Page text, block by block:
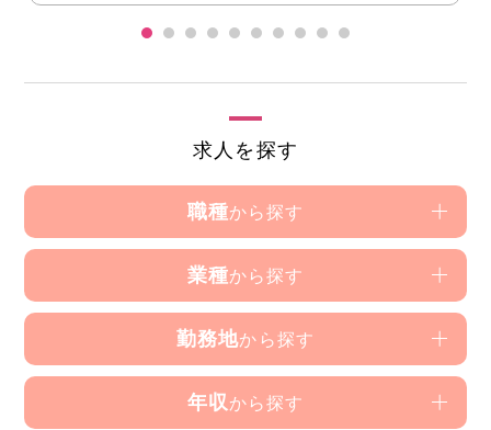
求人を探す
職種から探す
業種から探す
勤務地から探す
年収 から探す